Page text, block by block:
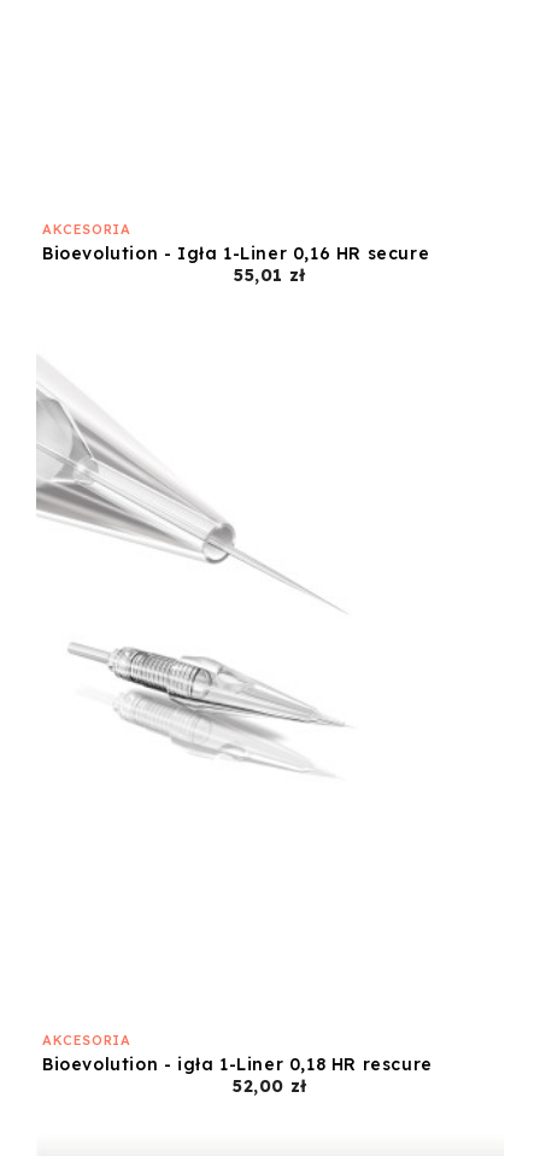
AKCESORIA
Bioevolution - Igła 1-Liner 0,16 HR secure
55,01 złCena
AKCESORIA
Bioevolution - igła 1-Liner 0,18 HR rescure
52,00 złCena